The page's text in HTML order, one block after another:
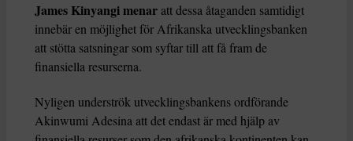
James Kinyangi menaratt dessa åtaganden samtidigt
innebär en möjlighet för Afrikanska utvecklingsbanken
att stötta satsningar som syftar till att få fram de
finansiella resurserna.
Nyligen underströk utvecklingsbankens ordförande
Akinwumi Adesina att det endast är med hjälp av